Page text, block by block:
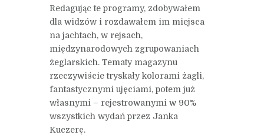
Redagując te programy, zdobywałem
dla widzów i rozdawałem im miejsca
na jachtach, w rejsach,
międzynarodowych zgrupowaniach
żeglarskich. Tematy magazynu
rzeczywiście tryskały kolorami żagli,
fantastycznymi ujęciami, potem już
własnymi – rejestrowanymi w 90%
wszystkich wydań przez Janka
Kuczerę.